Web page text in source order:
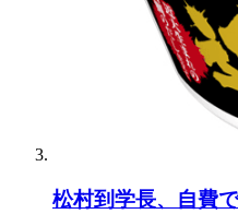
松村到学長、自費